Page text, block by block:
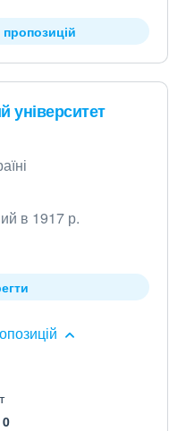
університет
в 1917 р.
0